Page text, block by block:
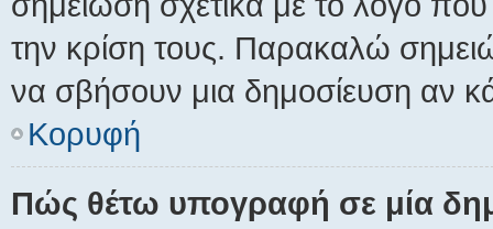
την κρίση τους. Παρακαλώ
να σβήσουν μια δημοσίευση αν
Κορυφή
Πώς θέτω υπογραφή σε μία